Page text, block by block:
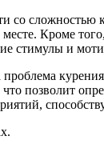
со
Кроме
стимулы и
позволит